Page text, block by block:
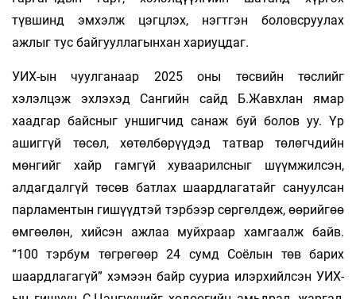
түвшинд эмхэлж цэгцлэх, нэгтгэн боловсруулах
ажлыг тус байгууллагынхан хариуцдаг.
УИХ-ын чуулганаар 2025 оны төсвийн төслийг
хэлэлцэж эхлэхэд Сангийн сайд Б.Жавхлан ямар
хаадгар байсныг уншигчид санаж буй болов уу. Үр
ашиггүй төсөл, хөтөлбөрүүдэд татвар төлөгчдийн
мөнгийг хайр гамгүй хуваарилсныг шүүмжилсэн,
алдагдалгүй төсөв батлах шаардлагатайг сануулсан
парламентын гишүүдтэй тэрбээр сөргөлдөж, өөрийгөө
өмгөөлөн, хийсэн ажлаа муйхраар хамгаалж байв.
“100 тэрбум төгрөгөөр 24 сумд Соёлын төв барих
шаардлагагүй” хэмээн байр сууриа илэрхийлсэн УИХ-